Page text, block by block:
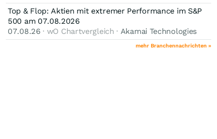
Top & Flop: Aktien mit extremer Performance im S&P
500 am 07.08.2026
07.08.26 · wO Chartvergleich · Akamai Technologies
mehr Branchennachrichten »